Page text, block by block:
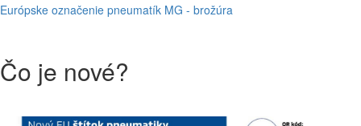
Európske označenie pneumatík MG - brožúra
Čo je nové?